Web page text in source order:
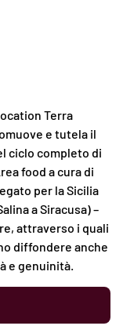
Terra
e tutela il
ciclo completo di
food a cura di
per la Sicilia
a Siracusa) –
attraverso i quali
diffondere anche
e genuinità.